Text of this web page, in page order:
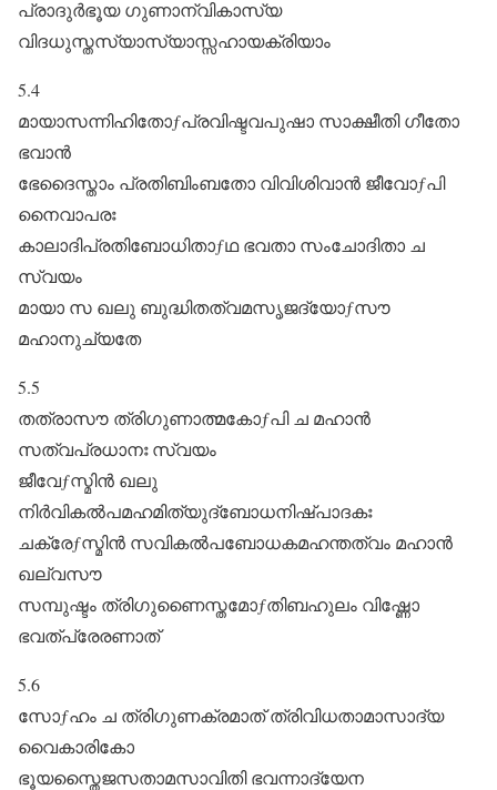
പ്രാദുർഭൂയ ഗുണാന്വികാസ്യ
വിദധുസ്തസ്യാസ്യാസ്സഹായക്രിയാം
5.4
മായാസന്നിഹിതോƒപ്രവിഷ്ടവപുഷാ സാക്ഷീതി ഗീതോ
ഭവാൻ
ഭേദൈസ്താം പ്രതിബിംബതോ വിവിശിവാൻ ജീവോƒപി
നൈവാപരഃ
കാലാദിപ്രതിബോധിതാƒഥ ഭവതാ സംചോദിതാ ച
സ്വയം
മായാ സ ഖലു ബുദ്ധിതത്വമസൃജദ്യോƒസൗ
മഹാനുച്യതേ
5.5
തത്രാസൗ ത്രിഗുണാത്മകോƒപി ച മഹാൻ
സത്വപ്രധാനഃ സ്വയം
ജീവേƒസ്മിൻ ഖലു
നിർവികൽപമഹമിത്യുദ്ബോധനിഷ്പാദകഃ
ചക്രേƒസ്മിൻ സവികൽപബോധകമഹന്തത്വം മഹാൻ
ഖല്വസൗ
സമ്പുഷ്ടം ത്രിഗുണൈസ്തമോƒതിബഹുലം വിഷ്ണോ
ഭവത്പ്രേരണാത്‌
5.6
സോƒഹം ച ത്രിഗുണക്രമാത്‌ ത്രിവിധതാമാസാദ്യ
വൈകാരികോ
ഭൂയസ്തൈജസതാമസാവിതി ഭവന്നാദ്യേന